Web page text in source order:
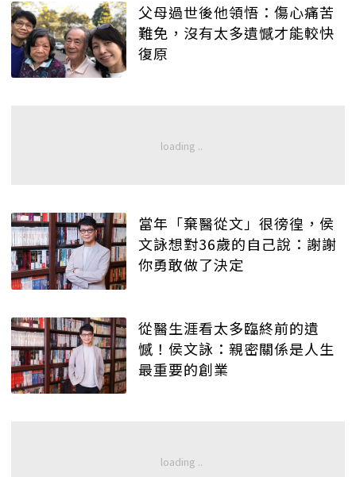
父母過世後他領悟：傷心痛苦
難免，沒有太多遺憾才能較快
復原
當年「棄醫從文」很徬徨，侯
文詠想對36歲的自己說：謝謝
你勇敢做了決定
從醫生涯看太多臨終前的遺
憾！侯文詠：親密關係是人生
最重要的創業